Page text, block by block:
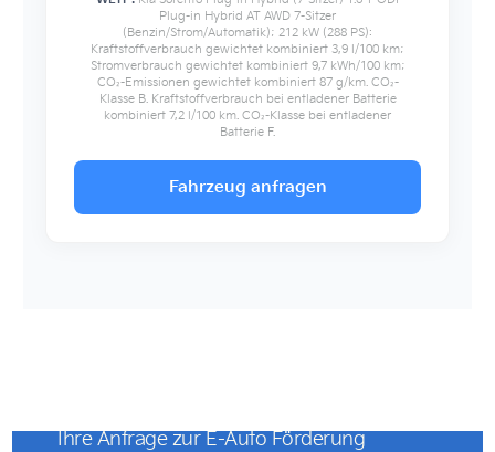
Plug-in Hybrid AT AWD 7-Sitzer
(Benzin/Strom/Automatik); 212 kW (288 PS):
Kraftstoffverbrauch gewichtet kombiniert 3,9 l/100 km;
Stromverbrauch gewichtet kombiniert 9,7 kWh/100 km;
CO₂-Emissionen gewichtet kombiniert 87 g/km. CO₂-
Klasse B. Kraftstoffverbrauch bei entladener Batterie
kombiniert 7,2 l/100 km. CO₂-Klasse bei entladener
Batterie F.
Fahrzeug anfragen
Ihre Anfrage zur E-Auto Förderung